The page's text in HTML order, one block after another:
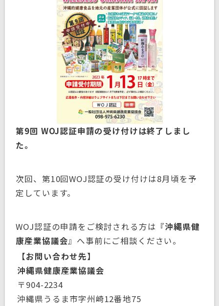
第9回 WOJ認証申請の受け付けは終了しまし
た。
次回、第10回WOJ認証の受け付けは8月頃を予
定しています。
WOJ認証の申請をご検討される方は『沖縄県健
康産業協議会』へ事前にご相談ください。
【お問い合わせ先】
沖縄県健康産業協議会
〒904-2234
沖縄県うるま市字州崎12番地75